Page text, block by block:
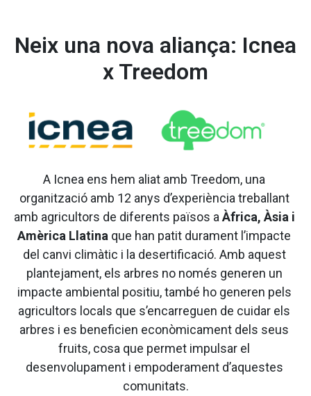
Neix una nova aliança: Icnea
x Treedom
A Icnea ens hem aliat amb Treedom, una
organització amb 12 anys d’experiència treballant
amb agricultors de diferents països a Àfrica, Àsia i
Amèrica Llatina que han patit durament l’impacte
del canvi climàtic i la desertificació. Amb aquest
plantejament, els arbres no només generen un
impacte ambiental positiu, també ho generen pels
agricultors locals que s’encarreguen de cuidar els
arbres i es beneficien econòmicament dels seus
fruits, cosa que permet impulsar el
desenvolupament i empoderament d’aquestes
comunitats.